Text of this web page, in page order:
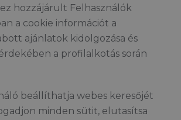
hozzájárult Felhasználók
a cookie információt a
ajánlatok kidolgozása és
a profilalkotás során
beállíthatja webes keresőjét
minden sütit, elutasítsa